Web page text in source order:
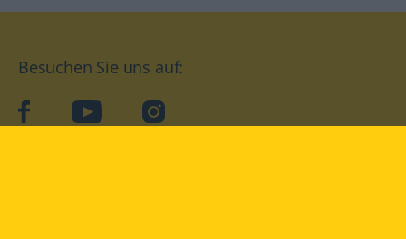
Besuchen Sie uns auf:
facebookYouTube Instagram